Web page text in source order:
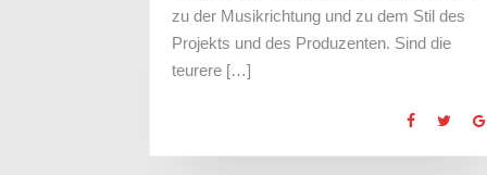
zu der Musikrichtung und zu dem Stil des
Projekts und des Produzenten. Sind die
teurere […]